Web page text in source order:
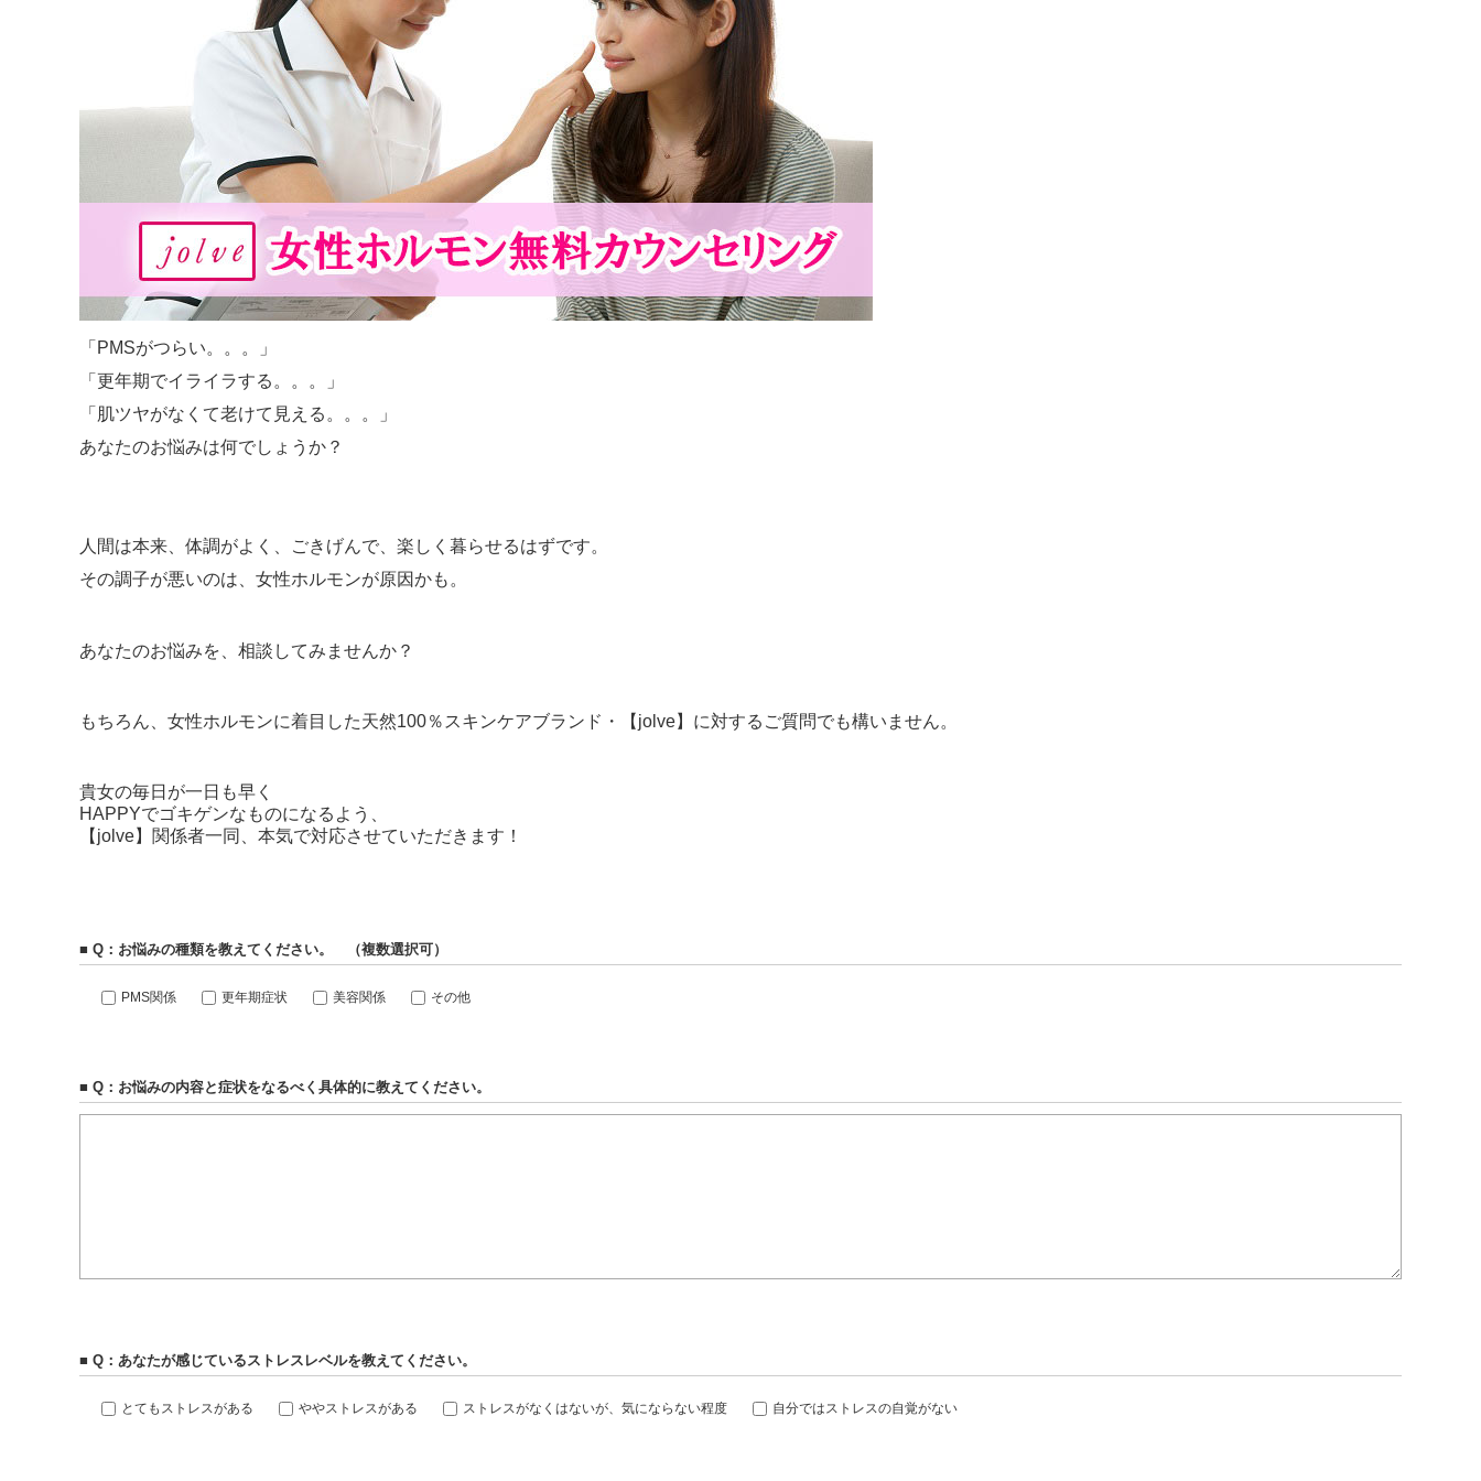
「PMSがつらい。。。」
「更年期でイライラする。。。」
「肌ツヤがなくて老けて見える。。。」
あなたのお悩みは何でしょうか？
人間は本来、体調がよく、ごきげんで、楽しく暮らせるはずです。
その調子が悪いのは、女性ホルモンが原因かも。
あなたのお悩みを、相談してみませんか？
もちろん、女性ホルモンに着目した天然100％スキンケアブランド・【jolve】に対するご質問でも構いません。
貴女の毎日が一日も早く
HAPPYでゴキゲンなものになるよう、
【jolve】関係者一同、本気で対応させていただきます！
■ Q：お悩みの種類を教えてください。 （複数選択可）
PMS関係 更年期症状 美容関係 その他
■ Q：お悩みの内容と症状をなるべく具体的に教えてください。
■ Q：あなたが感じているストレスレベルを教えてください。
とてもストレスがある ややストレスがある ストレスがなくはないが、気にならない程度 自分ではストレスの自覚がない